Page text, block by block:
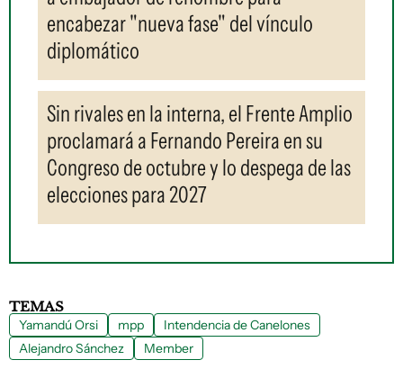
encabezar "nueva fase" del vínculo
diplomático
Sin rivales en la interna, el Frente Amplio
proclamará a Fernando Pereira en su
Congreso de octubre y lo despega de las
elecciones para 2027
TEMAS
Yamandú Orsi mpp
Intendencia de Canelones
Alejandro Sánchez
Member